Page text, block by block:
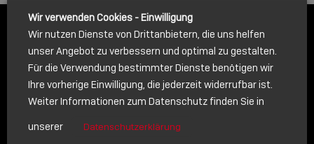
SPRECHEN SIE MIT UNS
- WIR SIND FÜR SIE DA!
Wir verwenden Cookies - Einwilligung
Wir nutzen Dienste von Drittanbietern, die uns helfen
unser Angebot zu verbessern und optimal zu gestalten.
Für die Verwendung bestimmter Dienste benötigen wir
Ihre vorherige Einwilligung, die jederzeit widerrufbar ist.
Weiter Informationen zum Datenschutz finden Sie in
unserer
Datenschutzerklärung